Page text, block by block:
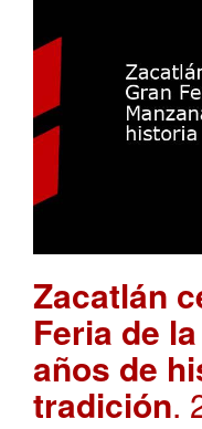
Zacatlán
Feria de
años de
tradición.